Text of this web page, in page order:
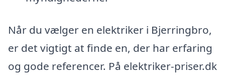
Når du vælger en elektriker i Bjerringbro,
er det vigtigt at finde en, der har erfaring
og gode referencer. På elektriker-priser.dk